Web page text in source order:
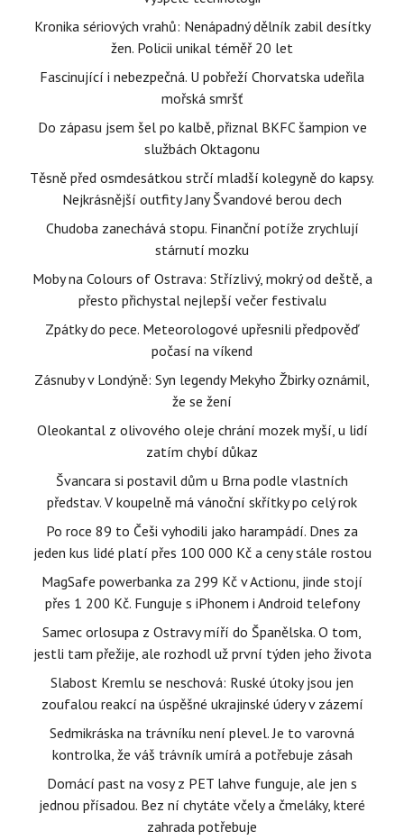
Kronika sériových vrahů: Nenápadný dělník zabil desítky
žen. Policii unikal téměř 20 let
Fascinující i nebezpečná. U pobřeží Chorvatska udeřila
mořská smršť
Do zápasu jsem šel po kalbě, přiznal BKFC šampion ve
službách Oktagonu
Těsně před osmdesátkou strčí mladší kolegyně do kapsy.
Nejkrásnější outfity Jany Švandové berou dech
Chudoba zanechává stopu. Finanční potíže zrychlují
stárnutí mozku
Moby na Colours of Ostrava: Střízlivý, mokrý od deště, a
přesto přichystal nejlepší večer festivalu
Zpátky do pece. Meteorologové upřesnili předpověď
počasí na víkend
Zásnuby v Londýně: Syn legendy Mekyho Žbirky oznámil,
že se žení
Oleokantal z olivového oleje chrání mozek myší, u lidí
zatím chybí důkaz
Švancara si postavil dům u Brna podle vlastních
představ. V koupelně má vánoční skřítky po celý rok
Po roce 89 to Češi vyhodili jako harampádí. Dnes za
jeden kus lidé platí přes 100 000 Kč a ceny stále rostou
MagSafe powerbanka za 299 Kč v Actionu, jinde stojí
přes 1 200 Kč. Funguje s iPhonem i Android telefony
Samec orlosupa z Ostravy míří do Španělska. O tom,
jestli tam přežije, ale rozhodl už první týden jeho života
Slabost Kremlu se neschová: Ruské útoky jsou jen
zoufalou reakcí na úspěšné ukrajinské údery v zázemí
Sedmikráska na trávníku není plevel. Je to varovná
kontrolka, že váš trávník umírá a potřebuje zásah
Domácí past na vosy z PET lahve funguje, ale jen s
jednou přísadou. Bez ní chytáte včely a čmeláky, které
zahrada potřebuje